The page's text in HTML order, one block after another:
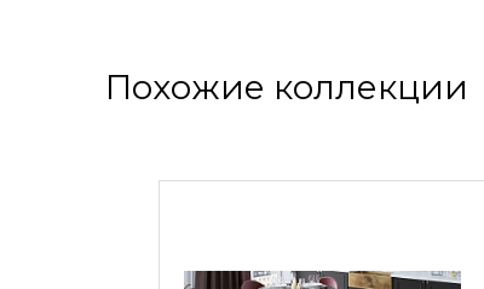
Похожие коллекции